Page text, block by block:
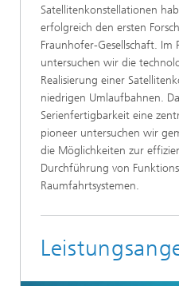
Satellitenkonstellationen
erfolgreich den ersten
Fraunhofer-Gesellschaft. Im
untersuchen wir die
Realisierung einer
niedrigen Umlaufbahnen.
Serienfertigbarkeit eine
pioneer untersuchen wir
die Möglichkeiten zur
Durchführung von
Raumfahrtsystemen.